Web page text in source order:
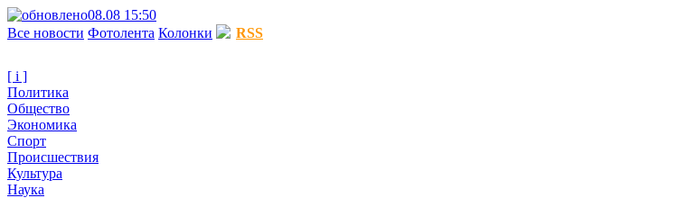
08.08 15:50
Все новости Фотолента Колонки RSS
[ i ]
Политика
Общество
Экономика
Спорт
Происшествия
Культура
Наука